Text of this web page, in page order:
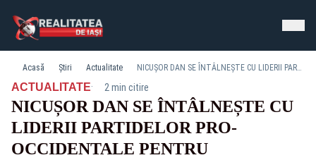
Acasă Știri Actualitate NICUȘOR DAN SE ÎNTÂLNEȘTE CU LIDERII PARTIDELOR PRO-OCCIDENTALE PENTRU FORMAREA NOULUI GUVERN
ACTUALITATE· 2 min citire
NICUȘOR DAN SE ÎNTÂLNEȘTE CU
LIDERII PARTIDELOR PRO-
OCCIDENTALE PENTRU